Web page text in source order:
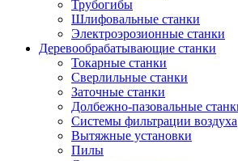
Трубогибы
Шлифовальные станки
Электроэрозионные станки
Деревообрабатывающие станки
Токарные станки
Сверлильные станки
Заточные станки
Долбежно-пазовальные
Системы фильтрации воздуха
Вытяжные установки
Пилы